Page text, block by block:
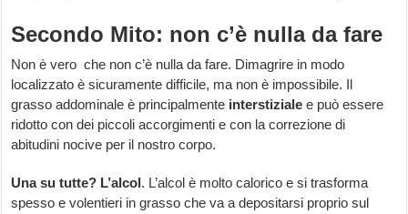
Secondo Mito: non c’è nulla da fare
Non è vero che non c’è nulla da fare. Dimagrire in modo
localizzato è sicuramente difficile, ma non è impossibile. Il
grasso addominale è principalmente interstiziale e può essere
ridotto con dei piccoli accorgimenti e con la correzione di
abitudini nocive per il nostro corpo.
Una su tutte? L’alcol. L’alcol è molto calorico e si trasforma
spesso e volentieri in grasso che va a depositarsi proprio sul